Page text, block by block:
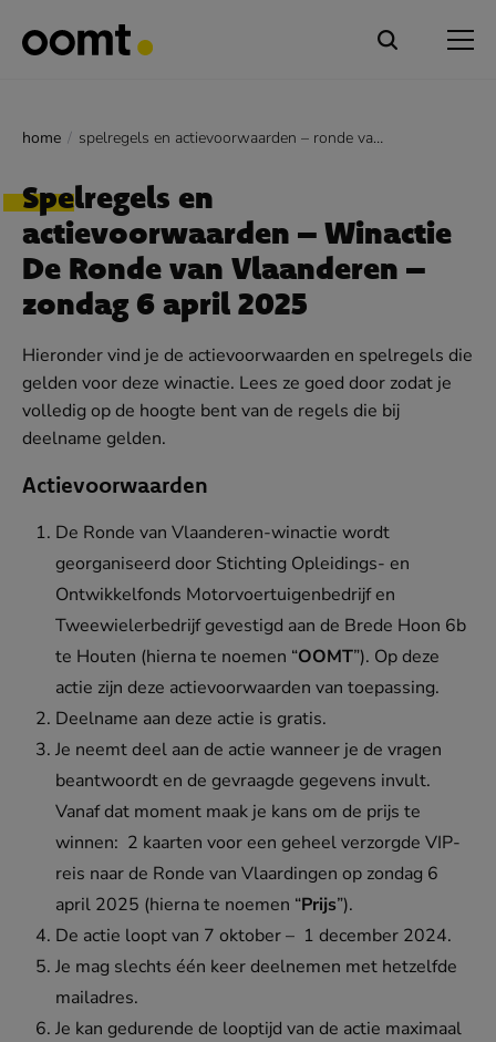
home spelregels en actievoorwaarden – ronde van vlaanderen
Spelregels en
actievoorwaarden – Winactie
De Ronde van Vlaanderen –
zondag 6 april 2025
Hieronder vind je de actievoorwaarden en spelregels die
gelden voor deze winactie. Lees ze goed door zodat je
volledig op de hoogte bent van de regels die bij
deelname gelden.
Actievoorwaarden
De Ronde van Vlaanderen-winactie wordt
georganiseerd door Stichting Opleidings- en
Ontwikkelfonds Motorvoertuigenbedrijf en
Tweewielerbedrijf gevestigd aan de Brede Hoon 6b
te Houten (hierna te noemen “OOMT”). Op deze
actie zijn deze actievoorwaarden van toepassing.
Deelname aan deze actie is gratis.
Je neemt deel aan de actie wanneer je de vragen
beantwoordt en de gevraagde gegevens invult.
Vanaf dat moment maak je kans om de prijs te
winnen: 2 kaarten voor een geheel verzorgde VIP-
reis naar de Ronde van Vlaardingen op zondag 6
april 2025 (hierna te noemen “Prijs”).
De actie loopt van 7 oktober – 1 december 2024.
Je mag slechts één keer deelnemen met hetzelfde
mailadres.
Je kan gedurende de looptijd van de actie maximaal